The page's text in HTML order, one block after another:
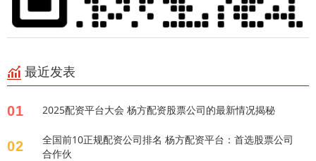
最近发表
01 2025配资平台大会 杨方配资股票公司的最新情况揭秘
02
全国前10正规配资公司排名 杨方配资平台：首选股票公司
合作伙